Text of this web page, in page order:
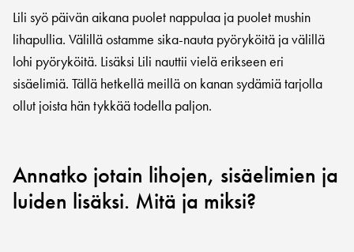
Lili syö päivän aikana puolet nappulaa ja puolet mushin
lihapullia. Välillä ostamme sika-nauta pyöryköitä ja välillä
lohi pyöryköitä. Lisäksi Lili nauttii vielä erikseen eri
sisäelimiä. Tällä hetkellä meillä on kanan sydämiä tarjolla
ollut joista hän tykkää todella paljon.
Annatko jotain lihojen, sisäelimien ja
luiden lisäksi. Mitä ja miksi?